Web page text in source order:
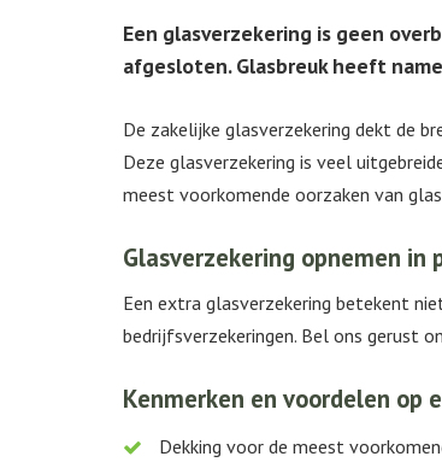
Een glasverzekering is geen
afgesloten. Glasbreuk heeft
De zakelijke glasverzekering dekt de
Deze glasverzekering is veel
meest voorkomende oorzaken van
Glasverzekering opnemen
Een extra glasverzekering betekent
bedrijfsverzekeringen. Bel ons gerust
Kenmerken en voordelen op
Dekking voor de meest